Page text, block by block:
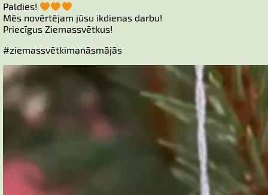
Paldies!
Mēs novērtējam jūsu ikdienas darbu!
Priecīgus Ziemassvētkus!
#ziemassvētkimanāsmājās